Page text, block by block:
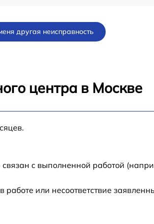
от 60 мин
другая неисправность
центра в Москве
с выполненной работой
или несоответствие